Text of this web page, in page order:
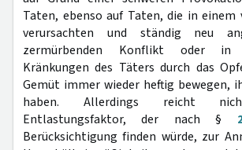
Taten, ebenso auf Taten, die in einem
verursachten und ständig neu
zermürbenden Konflikt oder in
Kränkungen des Täters durch das
Gemüt immer wieder heftig bewegen,
haben. Allerdings reicht
Entlastungsfaktor, der nach §
Berücksichtigung finden würde, zur